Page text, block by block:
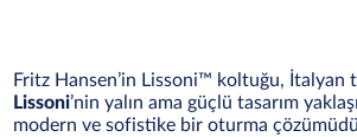
Fritz Hansen’in Lissoni™ koltuğu, İtalyan
Lissoni’nin yalın ama güçlü tasarım
modern ve sofistike bir oturma